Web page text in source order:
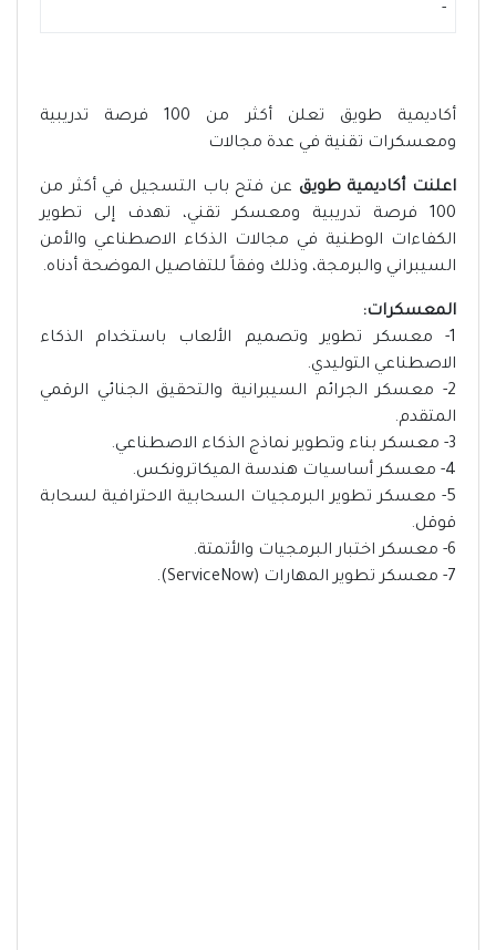
-
أكاديمية طويق تعلن أكثر من 100 فرصة تدريبية
ومعسكرات تقنية في عدة مجالات
اعلنت أكاديمية طويق عن فتح باب التسجيل في أكثر من
100 فرصة تدريبية ومعسكر تقني، تهدف إلى تطوير
الكفاءات الوطنية في مجالات الذكاء الاصطناعي والأمن
السيبراني والبرمجة، وذلك وفقاً للتفاصيل الموضحة أدناه.
المعسكرات:
1- معسكر تطوير وتصميم الألعاب باستخدام الذكاء
الاصطناعي التوليدي.
2- معسكر الجرائم السيبرانية والتحقيق الجنائي الرقمي
المتقدم.
3- معسكر بناء وتطوير نماذج الذكاء الاصطناعي.
4- معسكر أساسيات هندسة الميكاترونكس.
5- معسكر تطوير البرمجيات السحابية الاحترافية لسحابة
قوقل.
6- معسكر اختبار البرمجيات والأتمتة.
7- معسكر تطوير المهارات (ServiceNow).